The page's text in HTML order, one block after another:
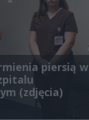
piersią w
(zdjęcia)